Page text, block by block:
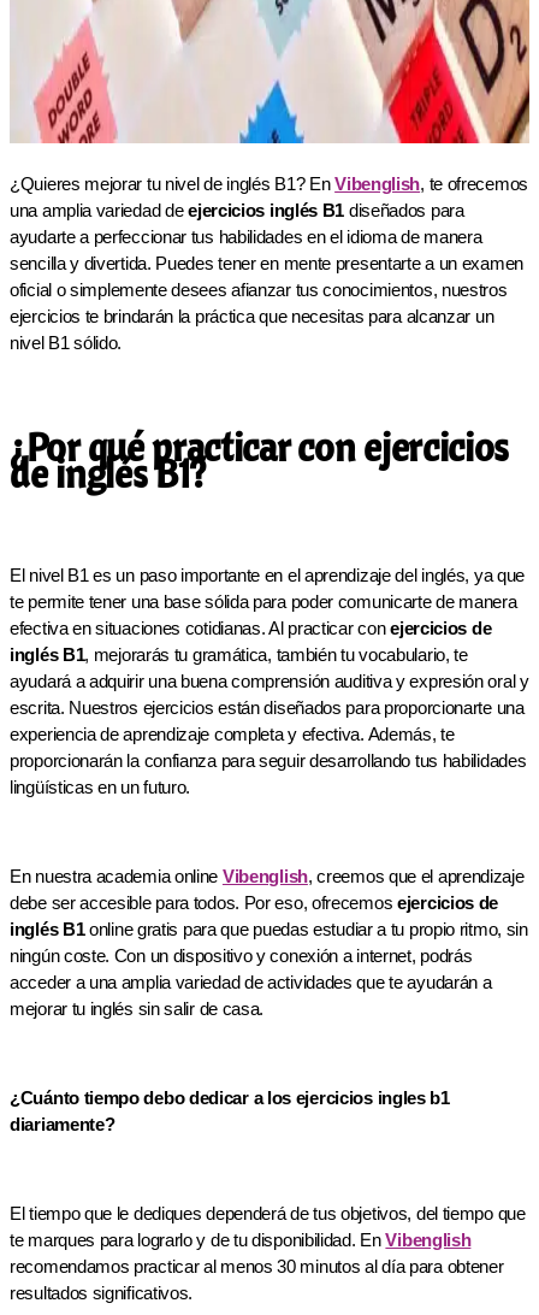
¿Quieres mejorar tu nivel de inglés B1? EnVibenglish, te ofrecemos
una amplia variedad deejercicios inglés B1 diseñados para
ayudarte a perfeccionar tus habilidades en el idioma de manera
sencilla y divertida. Puedes tener en mente presentarte a un examen
oficial o simplemente desees afianzar tus conocimientos, nuestros
ejercicios te brindarán la práctica que necesitas para alcanzar un
nivel B1 sólido.
¿Por qué practicar con ejercicios
de inglés B1?
El nivel B1 es un paso importante en el aprendizaje del inglés, ya que
te permite tener una base sólida para poder comunicarte de manera
efectiva en situaciones cotidianas. Al practicar conejercicios de
inglés B1, mejorarás tu gramática, también tu vocabulario, te
ayudará a adquirir una buena comprensión auditiva y expresión oral y
escrita. Nuestros ejercicios están diseñados para proporcionarte una
experiencia de aprendizaje completa y efectiva. Además, te
proporcionarán la confianza para seguir desarrollando tus habilidades
lingüísticas en un futuro.
En nuestra academia online Vibenglish, creemos que el aprendizaje
debe ser accesible para todos. Por eso, ofrecemosejercicios de
inglés B1online gratis para que puedas estudiar a tu propio ritmo, sin
ningún coste. Con un dispositivo y conexión a internet, podrás
acceder a una amplia variedad de actividades que te ayudarán a
mejorar tu inglés sin salir de casa.
¿Cuánto tiempo debo dedicar a los ejercicios ingles b1
diariamente?
El tiempo que le dediques dependerá de tus objetivos, del tiempo que
te marques para lograrlo y de tu disponibilidad. EnVibenglish
recomendamos practicar al menos 30 minutos al día para obtener
resultados significativos.